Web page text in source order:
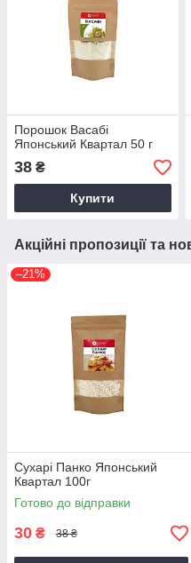
Порошок Васабі
Японський Квартал 50 г
38 ₴
Купити
Акційні пропозиції та
–21%
Сухарі Панко Японський
Квартал 100г
Готово до відправки
30 ₴ 38 ₴